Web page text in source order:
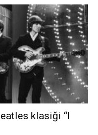
klasiği “I